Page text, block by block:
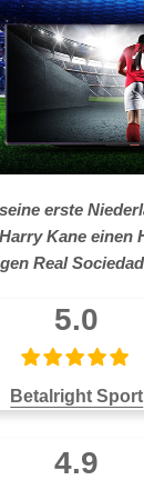
erste
Kane
Real
5.0
Betalright Sport
4.9